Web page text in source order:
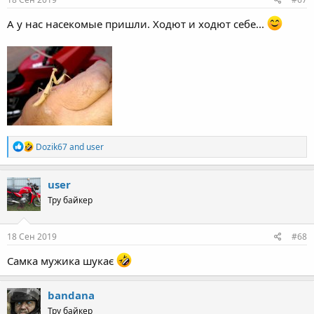
А у нас насекомые пришли. Ходют и ходют себе...
R
e
a
c
t
i
o
n
s
Dozik67and user
user
Тру байкер
18 Сен 2019 #68
Самка мужика шукає
bandana
Тру байкер